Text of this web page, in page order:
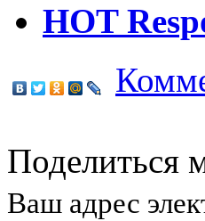
HOT
Поделиться
Ваш адрес